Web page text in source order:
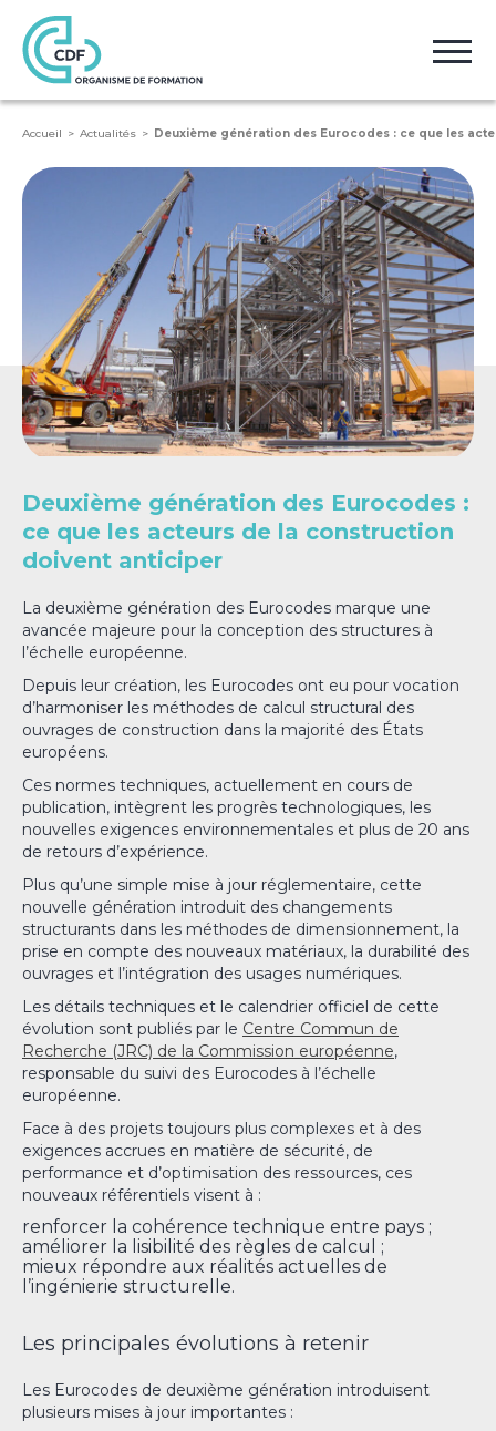
Accueil Actualités Deuxième génération des Eurocodes : ce que les
Deuxième génération des Eurocodes :
ce que les acteurs de la construction
doivent anticiper
La deuxième génération des Eurocodes marque une
avancée majeure pour la conception des structures à
l’échelle européenne.
Depuis leur création, les Eurocodes ont eu pour vocation
d’harmoniser les méthodes de calcul structural des
ouvrages de construction dans la majorité des États
européens.
Ces normes techniques, actuellement en cours de
publication, intègrent les progrès technologiques, les
nouvelles exigences environnementales et plus de 20 ans
de retours d’expérience.
Plus qu’une simple mise à jour réglementaire, cette
nouvelle génération introduit des changements
structurants dans les méthodes de dimensionnement, la
prise en compte des nouveaux matériaux, la durabilité des
ouvrages et l’intégration des usages numériques.
Les détails techniques et le calendrier officiel de cette
évolution sont publiés par le Centre Commun de
Recherche (JRC) de la Commission européenne,
responsable du suivi des Eurocodes à l’échelle
européenne.
Face à des projets toujours plus complexes et à des
exigences accrues en matière de sécurité, de
performance et d’optimisation des ressources, ces
nouveaux référentiels visent à :
renforcer la cohérence technique entre pays ;
améliorer la lisibilité des règles de calcul ;
mieux répondre aux réalités actuelles de
l’ingénierie structurelle.
Les principales évolutions à retenir
Les Eurocodes de deuxième génération introduisent
plusieurs mises à jour importantes :